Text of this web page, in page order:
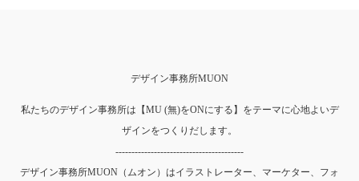
デザイン事務所MUON
私たちのデザイン事務所は【MU (無)をONにする】をテーマに心地よいデ
ザインをつくりだします。
----------------------------------------
デザイン事務所MUON（ムオン）はイラストレーター、マーケター、フォ